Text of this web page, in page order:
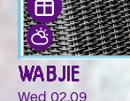
WABJIE
Wed 02.09